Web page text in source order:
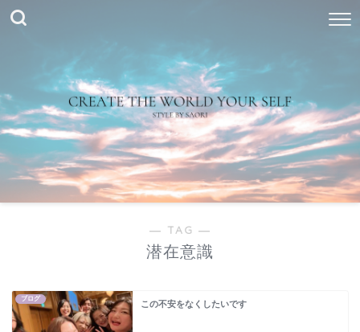
― TAG ―
潜在意識
ブログ
この不安をなくしたいです